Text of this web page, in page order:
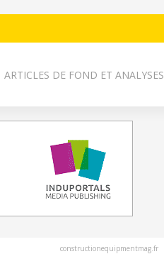
ARTICLES DE FOND ET ANALYSES
constructionequipmentmag.fr